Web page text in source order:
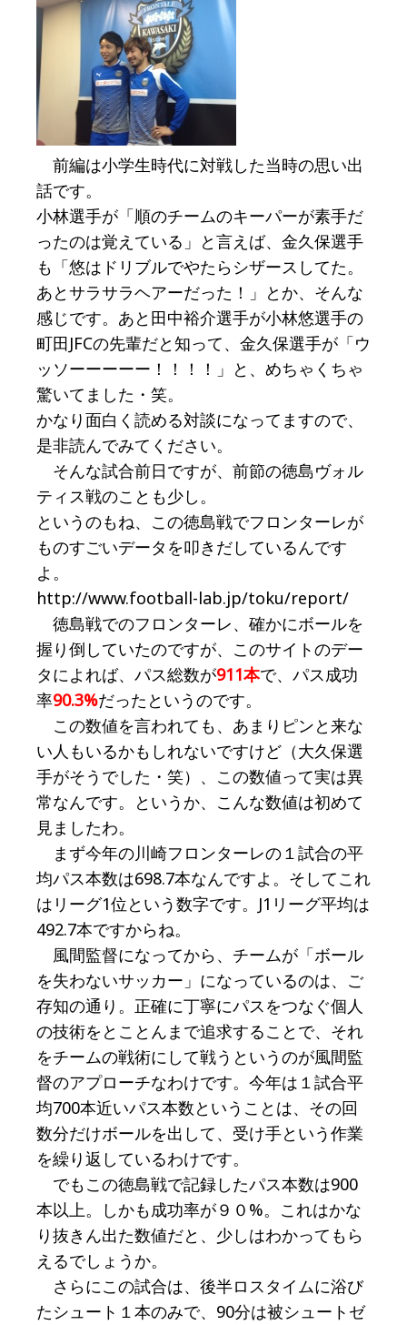
前編は小学生時代に対戦した当時の思い出
話です。
小林選手が「順のチームのキーパーが素手だ
ったのは覚えている」と言えば、金久保選手
も「悠はドリブルでやたらシザースしてた。
あとサラサラヘアーだった！」とか、そんな
感じです。あと田中裕介選手が小林悠選手の
町田JFCの先輩だと知って、金久保選手が「ウ
ッソーーーーー！！！！」と、めちゃくちゃ
驚いてました・笑。
かなり面白く読める対談になってますので、
是非読んでみてください。
そんな試合前日ですが、前節の徳島ヴォル
ティス戦のことも少し。
というのもね、この徳島戦でフロンターレが
ものすごいデータを叩きだしているんです
よ。
http://www.football-lab.jp/toku/report/
徳島戦でのフロンターレ、確かにボールを
握り倒していたのですが、このサイトのデー
タによれば、パス総数が911本で、パス成功
率90.3%だったというのです。
この数値を言われても、あまりピンと来な
い人もいるかもしれないですけど（大久保選
手がそうでした・笑）、この数値って実は異
常なんです。というか、こんな数値は初めて
見ましたわ。
まず今年の川崎フロンターレの１試合の平
均パス本数は698.7本なんですよ。そしてこれ
はリーグ1位という数字です。J1リーグ平均は
492.7本ですからね。
風間監督になってから、チームが「ボール
を失わないサッカー」になっているのは、ご
存知の通り。正確に丁寧にパスをつなぐ個人
の技術をとことんまで追求することで、それ
をチームの戦術にして戦うというのが風間監
督のアプローチなわけです。今年は１試合平
均700本近いパス本数ということは、その回
数分だけボールを出して、受け手という作業
を繰り返しているわけです。
でもこの徳島戦で記録したパス本数は900
本以上。しかも成功率が９０%。これはかな
り抜きん出た数値だと、少しはわかってもら
えるでしょうか。
さらにこの試合は、後半ロスタイムに浴び
たシュート１本のみで、90分は被シュートゼ